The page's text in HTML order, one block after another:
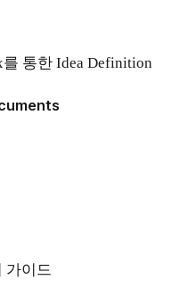
를 통한 Idea Definition
가이드